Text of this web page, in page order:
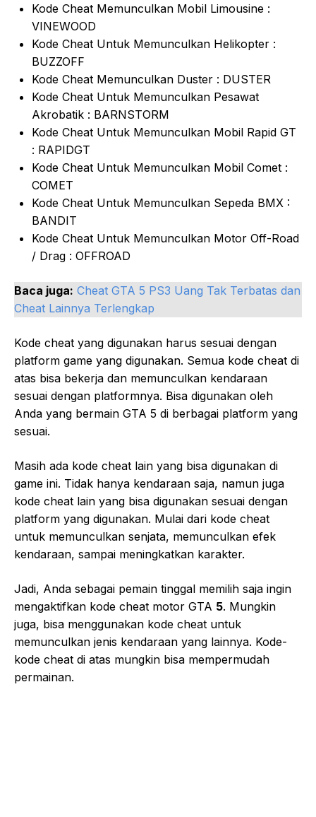
Kode Cheat Memunculkan Mobil Limousine :
VINEWOOD
Kode Cheat Untuk Memunculkan Helikopter :
BUZZOFF
Kode Cheat Memunculkan Duster : DUSTER
Kode Cheat Untuk Memunculkan Pesawat
Akrobatik : BARNSTORM
Kode Cheat Untuk Memunculkan Mobil Rapid GT
: RAPIDGT
Kode Cheat Untuk Memunculkan Mobil Comet :
COMET
Kode Cheat Untuk Memunculkan Sepeda BMX :
BANDIT
Kode Cheat Untuk Memunculkan Motor Off-Road
/ Drag : OFFROAD
Baca juga: Cheat GTA 5 PS3 Uang Tak Terbatas dan
Cheat Lainnya Terlengkap
Kode cheat yang digunakan harus sesuai dengan
platform game yang digunakan. Semua kode cheat di
atas bisa bekerja dan memunculkan kendaraan
sesuai dengan platformnya. Bisa digunakan oleh
Anda yang bermain GTA 5 di berbagai platform yang
sesuai.
Masih ada kode cheat lain yang bisa digunakan di
game ini. Tidak hanya kendaraan saja, namun juga
kode cheat lain yang bisa digunakan sesuai dengan
platform yang digunakan. Mulai dari kode cheat
untuk memunculkan senjata, memunculkan efek
kendaraan, sampai meningkatkan karakter.
Jadi, Anda sebagai pemain tinggal memilih saja ingin
mengaktifkan kode cheat motor GTA 5. Mungkin
juga, bisa menggunakan kode cheat untuk
memunculkan jenis kendaraan yang lainnya. Kode-
kode cheat di atas mungkin bisa mempermudah
permainan.